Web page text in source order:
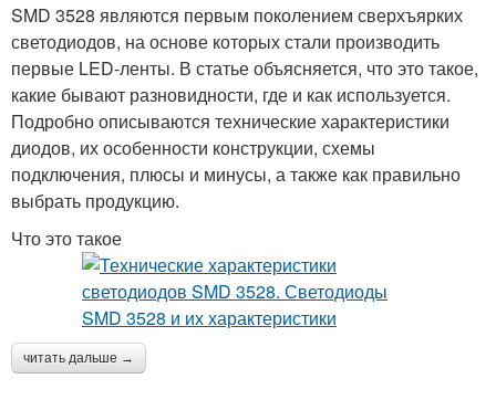
SMD 3528 являются первым поколением сверхъярких
светодиодов, на основе которых стали производить
первые LED-ленты. В статье объясняется, что это такое,
какие бывают разновидности, где и как используется.
Подробно описываются технические характеристики
диодов, их особенности конструкции, схемы
подключения, плюсы и минусы, а также как правильно
выбрать продукцию.
Что это такое
читать дальше →